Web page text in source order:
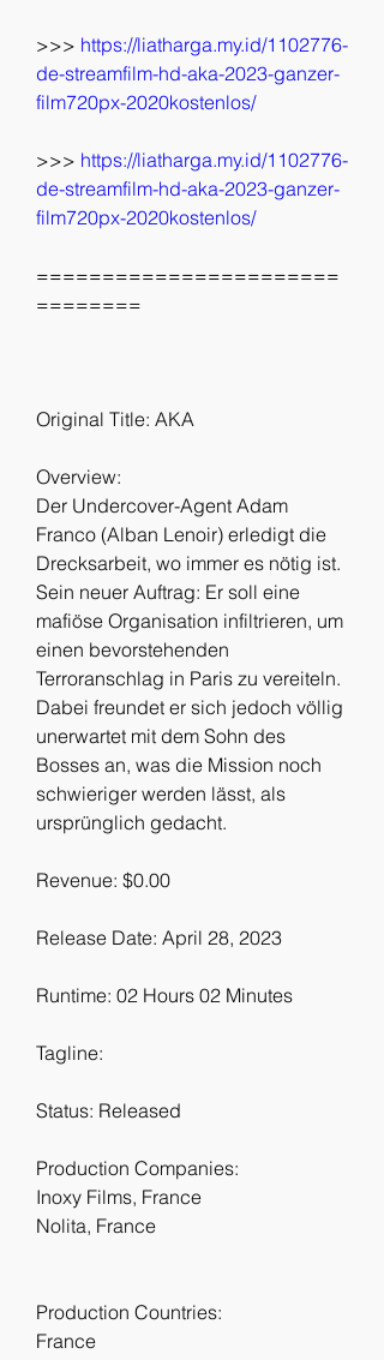
>>> https://liatharga.my.id/1102776-
de-streamfilm-hd-aka-2023-ganzer-
film720px-2020kostenlos/
>>> https://liatharga.my.id/1102776-
de-streamfilm-hd-aka-2023-ganzer-
film720px-2020kostenlos/
=======================
========
Original Title: AKA
Overview:
Der Undercover-Agent Adam
Franco (Alban Lenoir) erledigt die
Drecksarbeit, wo immer es nötig ist.
Sein neuer Auftrag: Er soll eine
mafiöse Organisation infiltrieren, um
einen bevorstehenden
Terroranschlag in Paris zu vereiteln.
Dabei freundet er sich jedoch völlig
unerwartet mit dem Sohn des
Bosses an, was die Mission noch
schwieriger werden lässt, als
ursprünglich gedacht.
Revenue: $0.00
Release Date: April 28, 2023
Runtime: 02 Hours 02 Minutes
Tagline:
Status: Released
Production Companies:
Inoxy Films, France
Nolita, France
Production Countries:
France